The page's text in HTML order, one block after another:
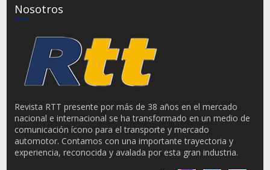
Nosotros
Revista RTT presente por más de 38 años en el mercado
nacional e internacional se ha transformado en un medio de
comunicación ícono para el transporte y mercado
automotor. Contamos con una importante trayectoria y
experiencia, reconocida y avalada por esta gran industria.